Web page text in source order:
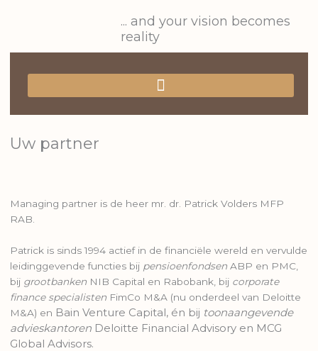
inhoud
... and your vision becomes
reality
Uw partner
Managing partner is de heer mr. dr. Patrick Volders MFP
RAB.
Patrick is sinds 1994 actief in de financiële wereld en vervulde
leidinggevende functies bij pensioenfondsen ABP en PMC,
bij grootbanken NIB Capital en Rabobank, bijcorporate
finance specialistenFimCo M&A (nu onderdeel van Deloitte
M&A) en Bain Venture Capital, én bij toonaangevende
advieskantoren Deloitte Financial Advisory en MCG
Global Advisors.